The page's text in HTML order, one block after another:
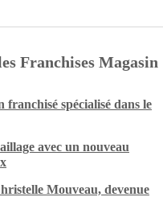
Franchises Magasin
spécialisé dans le
avec un nouveau
Mouveau, devenue